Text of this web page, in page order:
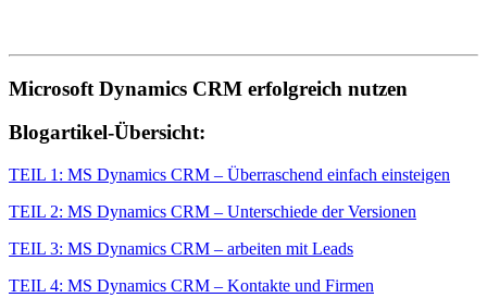
Microsoft Dynamics CRM erfolgreich nutzen
Blogartikel-Übersicht:
TEIL 1: MS Dynamics CRM – Überraschend einfach einsteigen
TEIL 2: MS Dynamics CRM – Unterschiede der Versionen
TEIL 3: MS Dynamics CRM – arbeiten mit Leads
TEIL 4: MS Dynamics CRM – Kontakte und Firmen